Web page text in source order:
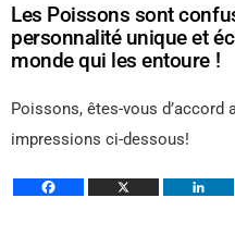
Les Poissons sont
personnalité unique et
monde qui les entoure !
Poissons, êtes-vous d’accord
impressions ci-dessous!